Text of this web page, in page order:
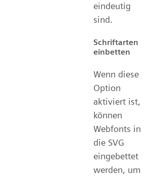
eindeutig
sind.
Schriftarten
einbetten
Wenn diese
Option
aktiviert ist,
können
Webfonts in
die SVG
eingebettet
werden, um